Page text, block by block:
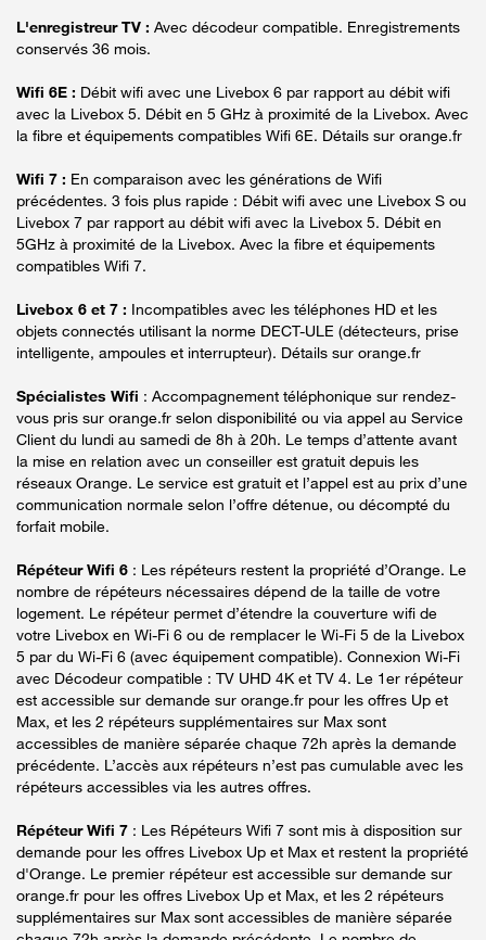
L'enregistreur TV : Avec décodeur compatible. Enregistrements
conservés 36 mois.
Wifi 6E : Débit wifi avec une Livebox 6 par rapport au débit wifi
avec la Livebox 5. Débit en 5 GHz à proximité de la Livebox. Avec
la fibre et équipements compatibles Wifi 6E. Détails sur orange.fr
Wifi 7 : En comparaison avec les générations de Wifi
précédentes. 3 fois plus rapide : Débit wifi avec une Livebox S ou
Livebox 7 par rapport au débit wifi avec la Livebox 5. Débit en
5GHz à proximité de la Livebox. Avec la fibre et équipements
compatibles Wifi 7.
Livebox 6 et 7 : Incompatibles avec les téléphones HD et les
objets connectés utilisant la norme DECT-ULE (détecteurs, prise
intelligente, ampoules et interrupteur). Détails sur orange.fr
Spécialistes Wifi : Accompagnement téléphonique sur rendez-
vous pris sur orange.fr selon disponibilité ou via appel au Service
Client du lundi au samedi de 8h à 20h. Le temps d’attente avant
la mise en relation avec un conseiller est gratuit depuis les
réseaux Orange. Le service est gratuit et l’appel est au prix d’une
communication normale selon l’offre détenue, ou décompté du
forfait mobile.
Répéteur Wifi 6 : Les répéteurs restent la propriété d’Orange. Le
nombre de répéteurs nécessaires dépend de la taille de votre
logement. Le répéteur permet d’étendre la couverture wifi de
votre Livebox en Wi-Fi 6 ou de remplacer le Wi-Fi 5 de la Livebox
5 par du Wi-Fi 6 (avec équipement compatible). Connexion Wi-Fi
avec Décodeur compatible : TV UHD 4K et TV 4. Le 1er répéteur
est accessible sur demande sur orange.fr pour les offres Up et
Max, et les 2 répéteurs supplémentaires sur Max sont
accessibles de manière séparée chaque 72h après la demande
précédente. L’accès aux répéteurs n’est pas cumulable avec les
répéteurs accessibles via les autres offres.
Répéteur Wifi 7 : Les Répéteurs Wifi 7 sont mis à disposition sur
demande pour les offres Livebox Up et Max et restent la propriété
d'Orange. Le premier répéteur est accessible sur demande sur
orange.fr pour les offres Livebox Up et Max, et les 2 répéteurs
supplémentaires sur Max sont accessibles de manière séparée